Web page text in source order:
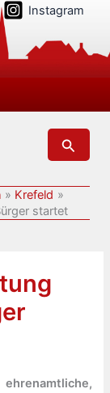
Instagram
Suchen
Krefeld
startet